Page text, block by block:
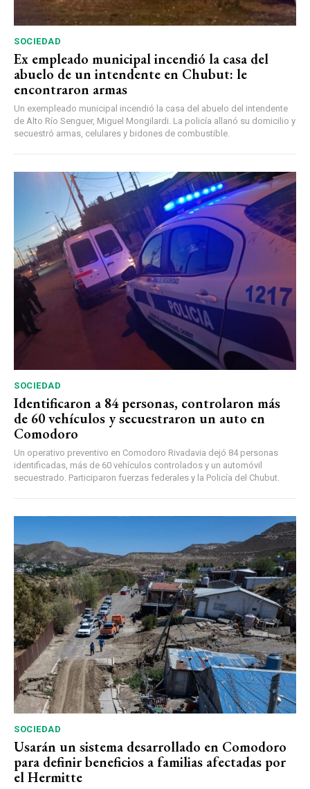
SOCIEDAD
Ex empleado municipal incendió la casa del
abuelo de un intendente en Chubut: le
encontraron armas
Un exempleado municipal incendió la casa del abuelo del intendente
de Alto Río Senguer, Miguel Mongilardi. La policía allanó su domicilio y
secuestró armas, celulares y bidones de combustible.
SOCIEDAD
Identificaron a 84 personas, controlaron más
de 60 vehículos y secuestraron un auto en
Comodoro
Un operativo preventivo en Comodoro Rivadavia dejó 84 personas
identificadas, más de 60 vehículos controlados y un automóvil
secuestrado. Participaron fuerzas federales y la Policía del Chubut.
SOCIEDAD
Usarán un sistema desarrollado en Comodoro
para definir beneficios a familias afectadas por
el Hermitte